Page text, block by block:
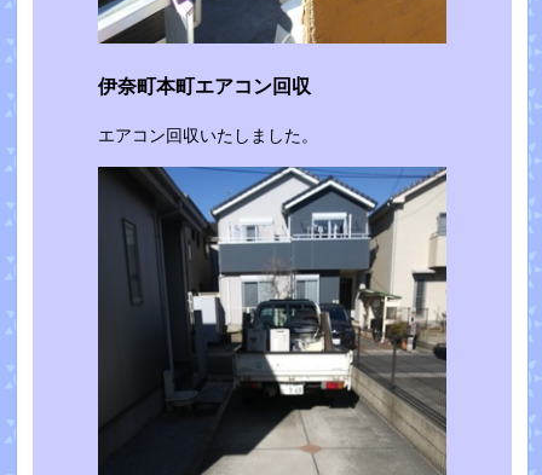
伊奈町本町エアコン回収
エアコン回収いたしました。